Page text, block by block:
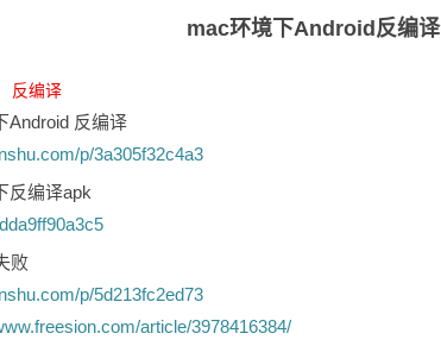
mac环境下Android反编译
反编译
Android 反编译
p/3a305f32c4a3
反编译apk
败
p/5d213fc2ed73
article/3978416384/